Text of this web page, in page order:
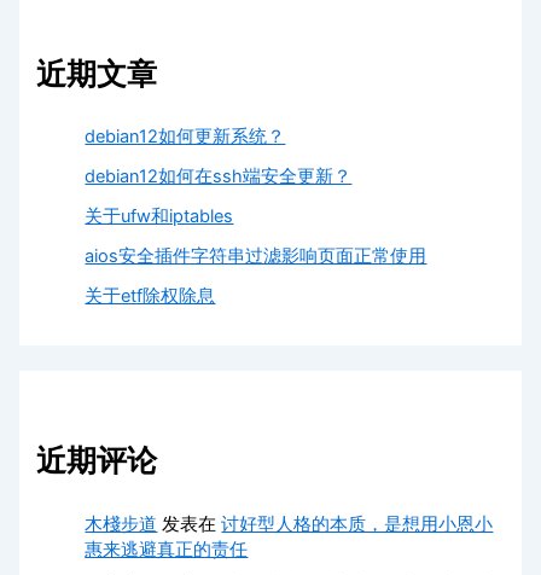
近期文章
debian12如何更新系统？
debian12如何在ssh端安全更新？
关于ufw和iptables
aios安全插件字符串过滤影响页面正常使用
关于etf除权除息
近期评论
木棧步道 发表在讨好型人格的本质，是想用小恩小
惠来逃避真正的责任